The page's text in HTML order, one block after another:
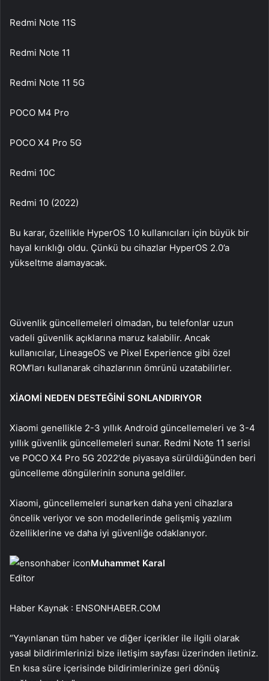
Redmi Note 11S
Redmi Note 11
Redmi Note 11 5G
POCO M4 Pro
POCO X4 Pro 5G
Redmi 10C
Redmi 10 (2022)
Bu karar, özellikle HyperOS 1.0 kullanıcıları için büyük bir
hayal kırıklığı oldu. Çünkü bu cihazlar HyperOS 2.0’a
yükseltme alamayacak.
Güvenlik güncellemeleri olmadan, bu telefonlar uzun
vadeli güvenlik açıklarına maruz kalabilir. Ancak
kullanıcılar, LineageOS ve Pixel Experience gibi özel
ROM’ları kullanarak cihazlarının ömrünü uzatabilirler.
XİAOMİ NEDEN DESTEĞİNİ SONLANDIRIYOR
Xiaomi genellikle 2-3 yıllık Android güncellemeleri ve 3-4
yıllık güvenlik güncellemeleri sunar. Redmi Note 11 serisi
ve POCO X4 Pro 5G 2022’de piyasaya sürüldüğünden beri
güncelleme döngülerinin sonuna geldiler.
Xiaomi, güncellemeleri sunarken daha yeni cihazlara
öncelik veriyor ve son modellerinde gelişmiş yazılım
özelliklerine ve daha iyi güvenliğe odaklanıyor.
Muhammet Karal
Editor
Haber Kaynak : ENSONHABER.COM
“Yayınlanan tüm haber ve diğer içerikler ile ilgili olarak
yasal bildirimlerinizi bize iletişim sayfası üzerinden iletiniz.
En kısa süre içerisinde bildirimlerinize geri dönüş